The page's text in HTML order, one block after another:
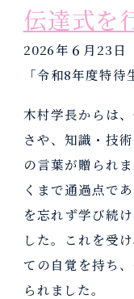
伝達式を
2026年６月23日
「令和8年度特待
木村学長からは
さや、知識・技
の言葉が贈られ
くまで通過点で
を忘れず学び続
した。これを受
ての自覚を持ち
られました。